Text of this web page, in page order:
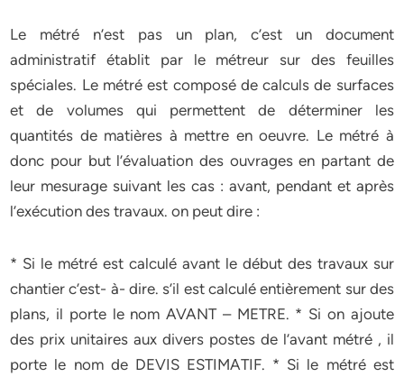
Le métré n’est pas un plan, c’est un document
administratif établit par le métreur sur des feuilles
spéciales. Le métré est composé de calculs de surfaces
et de volumes qui permettent de déterminer les
quantités de matières à mettre en oeuvre. Le métré à
donc pour but l’évaluation des ouvrages en partant de
leur mesurage suivant les cas : avant, pendant et après
l’exécution des travaux. on peut dire :
* Si le métré est calculé avant le début des travaux sur
chantier c’est- à- dire. s’il est calculé entièrement sur des
plans, il porte le nom AVANT – METRE. * Si on ajoute
des prix unitaires aux divers postes de l’avant métré , il
porte le nom de DEVIS ESTIMATIF. * Si le métré est